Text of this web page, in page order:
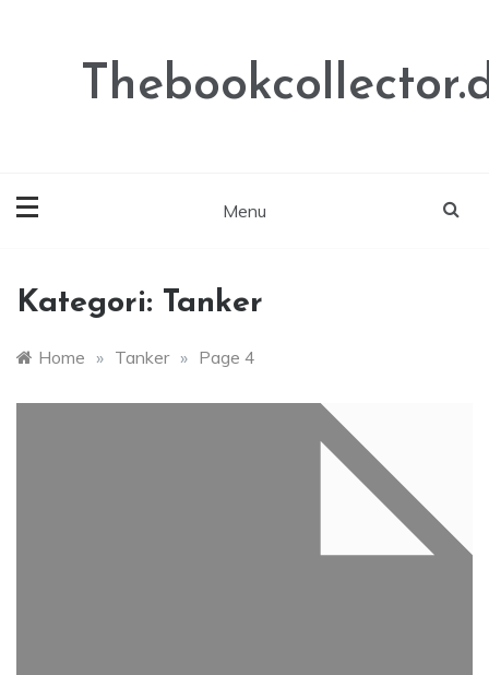
Menu
Kategori: Tanker
Home » Tanker » Page 4